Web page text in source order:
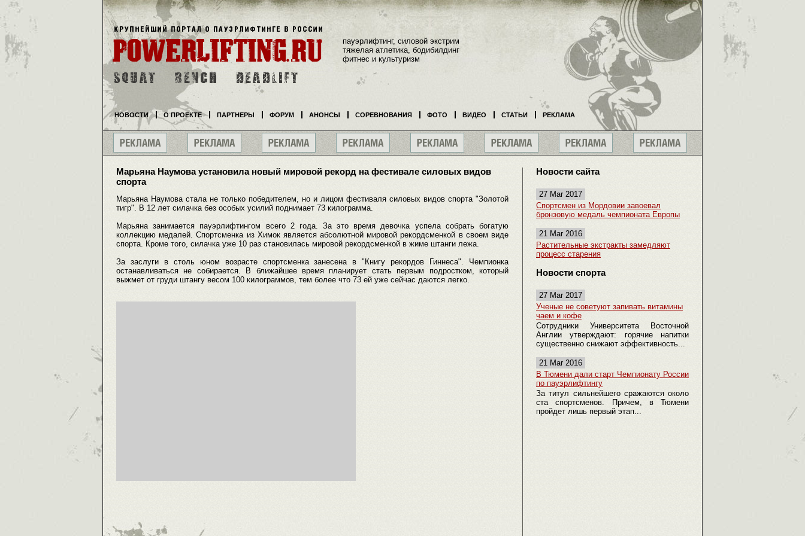
Марьяна Наумова установила новый мировой рекорд на фестивале силовых видов
спорта
Марьяна Наумова стала не только победителем, но и лицом фестиваля силовых видов спорта "Золотой
тигр". В 12 лет силачка без особых усилий поднимает 73 килограмма.
Марьяна занимается пауэрлифтингом всего 2 года. За это время девочка успела собрать богатую
коллекцию медалей. Спортсменка из Химок является абсолютной мировой рекордсменкой в своем виде
спорта. Кроме того, силачка уже 10 раз становилась мировой рекордсменкой в жиме штанги лежа.
За заслуги в столь юном возрасте спортсменка занесена в "Книгу рекордов Гиннеса". Чемпионка
останавливаться не собирается. В ближайшее время планирует стать первым подростком, который
выжмет от груди штангу весом 100 килограммов, тем более что 73 ей уже сейчас даются легко.
Новости сайта
27 Mar 2017
Спортсмен из Мордовии завоевал
бронзовую медаль чемпионата Европы
21 Mar 2016
Растительные экстракты замедляют
процесс старения
Новости спорта
27 Mar 2017
Ученые не советуют запивать витамины
чаем и кофе
Сотрудники Университета Восточной
Англии утверждают: горячие напитки
существенно снижают эффективность...
21 Mar 2016
В Тюмени дали старт Чемпионату России
по пауэрлифтингу
За титул сильнейшего сражаются около
ста спортсменов. Причем, в Тюмени
пройдет лишь первый этап...
пауэрлифтинг, силовой экстрим
тяжелая атлетика, бодибилдинг
фитнес и культуризм
НОВОСТИ О ПРОЕКТЕ ПАРТНЕРЫ ФОРУМ АНОНСЫ СОРЕВНОВАНИЯ ФОТО ВИДЕО СТАТЬИ РЕКЛАМА